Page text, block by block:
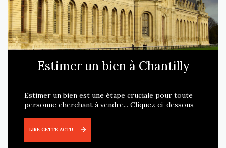
Estimer un bien à Chantilly
Estimer un bien est une étape cruciale pour toute
personne cherchant à vendre... Cliquez ci-dessous
LIRE CETTE ACTU